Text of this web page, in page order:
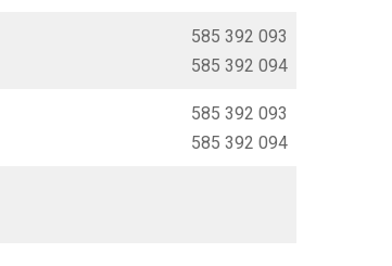
585 392 093
585 392 094
585 392 093
585 392 094